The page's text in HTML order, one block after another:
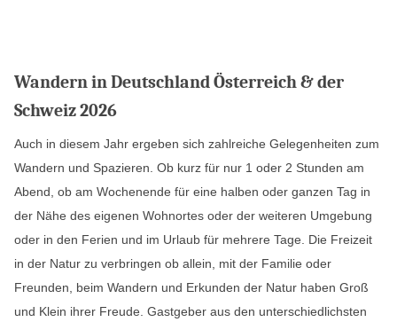
Wandern in Deutschland Österreich & der
Schweiz 2026
Auch in diesem Jahr ergeben sich zahlreiche Gelegenheiten zum
Wandern und Spazieren. Ob kurz für nur 1 oder 2 Stunden am
Abend, ob am Wochenende für eine halben oder ganzen Tag in
der Nähe des eigenen Wohnortes oder der weiteren Umgebung
oder in den Ferien und im Urlaub für mehrere Tage. Die Freizeit
in der Natur zu verbringen ob allein, mit der Familie oder
Freunden, beim Wandern und Erkunden der Natur haben Groß
und Klein ihrer Freude. Gastgeber aus den unterschiedlichsten